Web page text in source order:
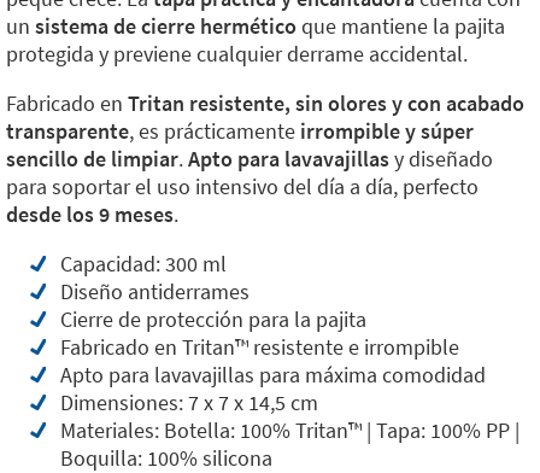
un sistema de cierre herméticoque mantiene la pajita
protegida y previene cualquier derrame accidental.
Fabricado en Tritan resistente, sin olores y con acabado
transparente, es prácticamente irrompible y súper
sencillo de limpiar.Apto para lavavajillasy diseñado
para soportar el uso intensivo del día a día, perfecto
desde los 9 meses.
Capacidad: 300 ml
Diseño antiderrames
Cierre de protección para la pajita
Fabricado en Tritan™️ resistente e irrompible
Apto para lavavajillas para máxima comodidad
Dimensiones: 7 x 7 x 14,5 cm
Materiales: Botella: 100% Tritan™️ | Tapa: 100% PP |
Boquilla: 100% silicona